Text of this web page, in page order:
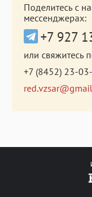
Поделитесь с
мессенджерах:
+7 927
или свяжитесь
+7 (8452) 23-